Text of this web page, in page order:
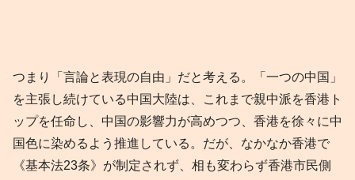
つまり「言論と表現の自由」だと考える。「一つの中国」
を主張し続けている中国大陸は、これまで親中派を香港ト
ップを任命し、中国の影響力が高めつつ、香港を徐々に中
国色に染めるよう推進している。だが、なかなか香港で
《基本法23条》が制定されず、相も変わらず香港市民側